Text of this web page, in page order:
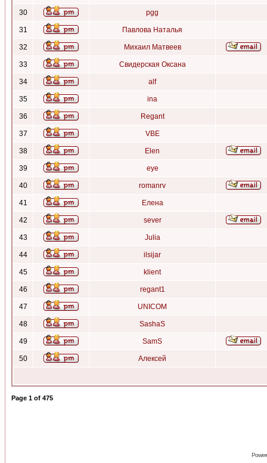
30 pgg
31 Павлова Наталья
32 Михаил Матвеев
33 Свидерская Оксана
34 alf
35 ina
36 Regant
37 VBE
38 Elen
39 eye
40 romanrv
41 Елена
42 sever
43 Julia
44 ilsijar
45 klient
46 regant1
47 UNICOM
48 SashaS
49 SamS
50 Алексей
Page 1 of 475